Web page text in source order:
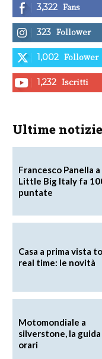
3,322 Fans
323 Follower
1,002 Follower
1,232 Iscritti
Ultime notizie
Francesco Panella
Little Big Italy fa
puntate
Casa a prima vista
real time: le novità
Motomondiale a
silverstone, la
orari